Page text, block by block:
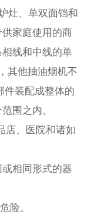
灶、单双面铛和
家庭使用的商
线和中线的单
其他抽油烟机不
件装配成整体的
围之内。
、医院和诸如
相同形式的器
险。